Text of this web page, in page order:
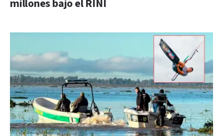
millones bajo el RINI